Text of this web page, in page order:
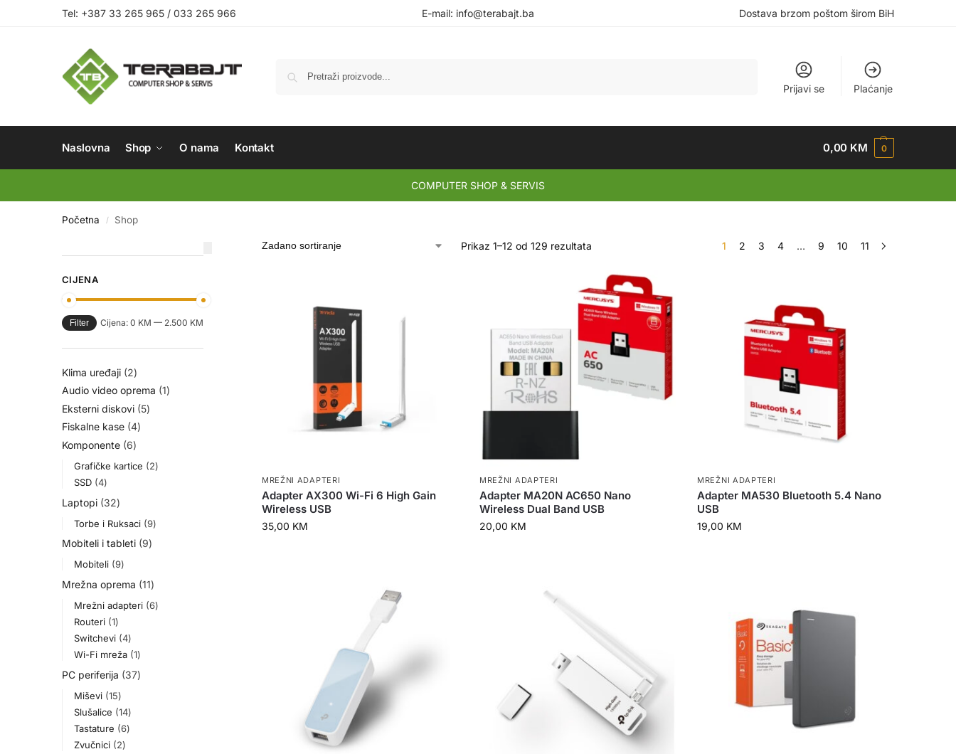
Tel: +387 33 265 965 / 033 265 966 E-mail: info@terabajt.ba Dostava brzom poštom širom BiH
Prijavi se Plaćanje
Naslovna Shop O nama Kontakt 0,00 KM 0
COMPUTER SHOP & SERVIS
Početna / Shop
Prikaz 1–12 od 129 rezultata 1 2 3 4 … 9 10 11
MREŽNI ADAPTERI
Adapter AX300 Wi-Fi 6 High Gain
Wireless USB
35,00 KM
MREŽNI ADAPTERI
Adapter MA20N AC650 Nano
Wireless Dual Band USB
20,00 KM
MREŽNI ADAPTERI
Adapter MA530 Bluetooth 5.4 Nano
USB
19,00 KM
CIJENA
Filter Cijena: 0 KM — 2.500 KM
Klima uređaji 2
Audio video oprema 1
Eksterni diskovi 5
Fiskalne kase 4
Komponente 6
Grafičke kartice
2
SSD 4
Laptopi 32
Torbe i Ruksaci 9
Mobiteli i tableti 9
Mobiteli 9
Mrežna oprema 11
Mrežni adapteri 6
Routeri 1
Switchevi 4
Wi-Fi mreža 1
PC periferija 37
Miševi 15
Slušalice
14
Tastature
6
Zvučnici
2